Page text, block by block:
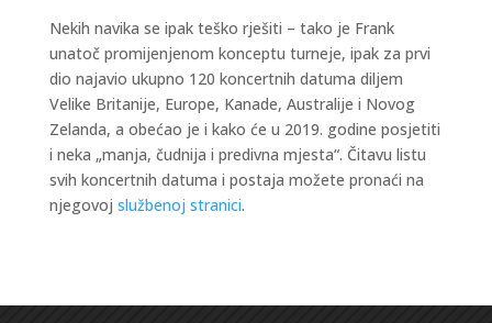
Nekih navika se ipak teško rješiti – tako je Frank
unatoč promijenjenom konceptu turneje, ipak za prvi
dio najavio ukupno 120 koncertnih datuma diljem
Velike Britanije, Europe, Kanade, Australije i Novog
Zelanda, a obećao je i kako će u 2019. godine posjetiti
i neka „manja, čudnija i predivna mjesta“. Čitavu listu
svih koncertnih datuma i postaja možete pronaći na
njegovoj službenoj stranici.